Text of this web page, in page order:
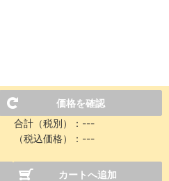
価格を確認
合計（税別）： ---
（税込価格）： ---
カートへ追加